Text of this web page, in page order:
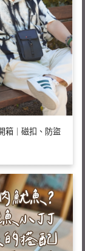
箱｜磁扣、防盜